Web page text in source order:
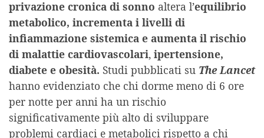
privazione cronica di sonno altera l’equilibrio
metabolico, incrementa i livelli di
infiammazione sistemica e aumenta il rischio
di malattie cardiovascolari, ipertensione,
diabete e obesità. Studi pubblicati su The Lancet
hanno evidenziato che chi dorme meno di 6 ore
per notte per anni ha un rischio
significativamente più alto di sviluppare
problemi cardiaci e metabolici rispetto a chi